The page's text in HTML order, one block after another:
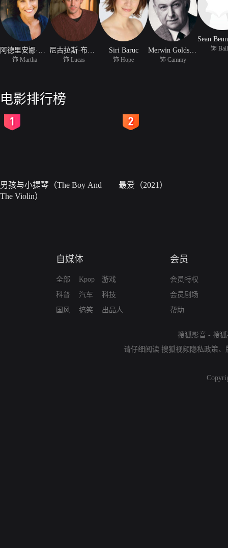
饰 Martha 饰 Lucas
Siri Baruc
饰 Hope 饰 Cammy
饰
电影排行榜
男孩与小提琴（The Boy And
The Violin）
最爱（2021）
自媒体
全部
科普
国风
Kpop
汽车
搞笑
游戏
科技
出品人
会员
会员特权
会员剧场
帮助
搜狐影音 - 搜
请仔细阅读 搜狐视频隐私政策、